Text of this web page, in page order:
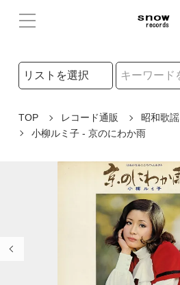
検索リストの選択
TOP レコード通販
昭和歌謡
小柳ルミ子 - 京のにわか雨